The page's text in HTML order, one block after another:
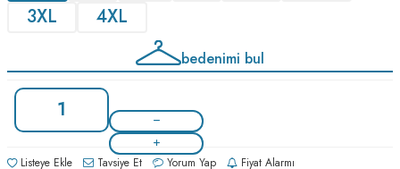
3XL
4XL
bedenimi bul
Listeye Ekle Tavsiye Et Yorum Yap Fiyat Alarmı